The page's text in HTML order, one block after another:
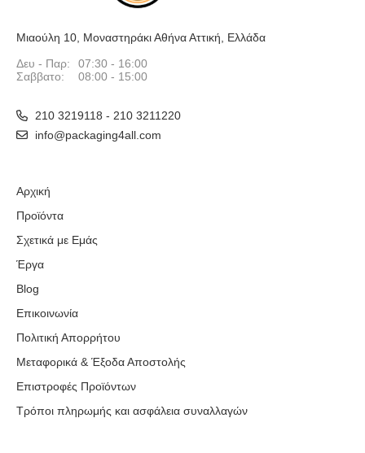
Μιαούλη 10, Μοναστηράκι Αθήνα Αττική, Ελλάδα
Δευ - Παρ:
Σαββατο:
07:30 - 16:00
08:00 - 15:00
210 3219118 - 210 3211220
info@packaging4all.com
Αρχική
Προϊόντα
Σχετικά με Εμάς
Έργα
Blog
Επικοινωνία
Πολιτική Απορρήτου
Μεταφορικά & Έξοδα Αποστολής
Επιστροφές Προϊόντων
Τρόποι πληρωμής και ασφάλεια συναλλαγών